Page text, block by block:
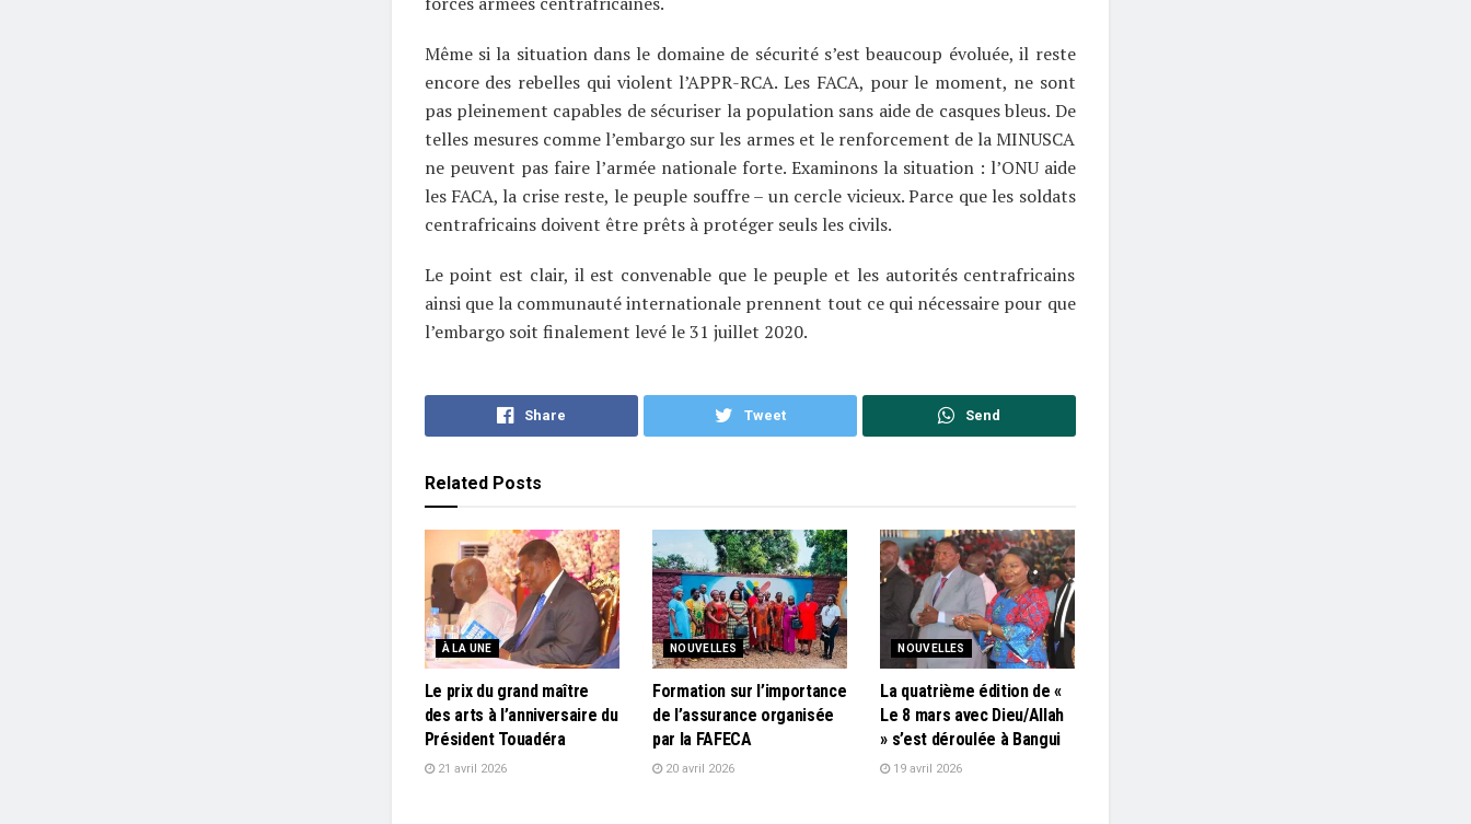
Même si la situation dans le domaine de sécurité s’est beaucoup évoluée, il reste
encore des rebelles qui violent l’APPR-RCA. Les FACA, pour le moment, ne sont
pas pleinement capables de sécuriser la population sans aide de casques bleus. De
telles mesures comme l’embargo sur les armes et le renforcement de la MINUSCA
ne peuvent pas faire l’armée nationale forte. Examinons la situation : l’ONU aide
les FACA, la crise reste, le peuple souffre – un cercle vicieux. Parce que les soldats
centrafricains doivent être prêts à protéger seuls les civils.
Le point est clair, il est convenable que le peuple et les autorités centrafricains
ainsi que la communauté internationale prennent tout ce qui nécessaire pour que
l’embargo soit finalement levé le 31 juillet 2020.
Share Tweet Send
RelatedPosts
À LA UNE
Le prix du grand maître
des arts à l’anniversaire du
Président Touadéra
21 avril 2026
NOUVELLES
Formation sur l’importance
de l’assurance organisée
par la FAFECA
20 avril 2026
NOUVELLES
La quatrième édition de «
Le 8 mars avec Dieu/Allah
» s’est déroulée à Bangui
19 avril 2026